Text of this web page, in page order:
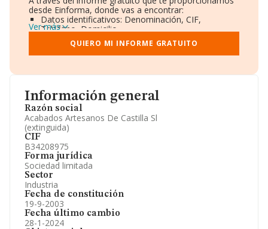
Información general
Razón social
Acabados Artesanos De Castilla Sl
(extinguida)
CIF
B34208975
Forma jurídica
Sociedad limitada
Sector
Industria
Fecha de constitución
19-9-2003
Fecha último cambio
28-1-2024
desde Einforma, donde vas a encontrar:
Datos identificativos: Denominación, CIF,
Teléfono, Domicilio.
Informe Mercantil Completo (BORME).
Gráficos de Evolución Ventas y Empleados.
Consejo de Administración y Administradores.
Accionistas.
Artículos de prensa publicados sobre la empresa.
Información oficial y registral complementaria.
Ver más
QUIERO MI INFORME GRATUITO